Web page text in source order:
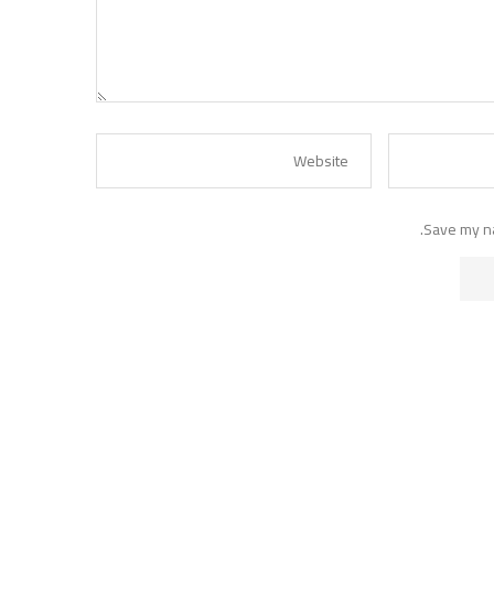
Save my